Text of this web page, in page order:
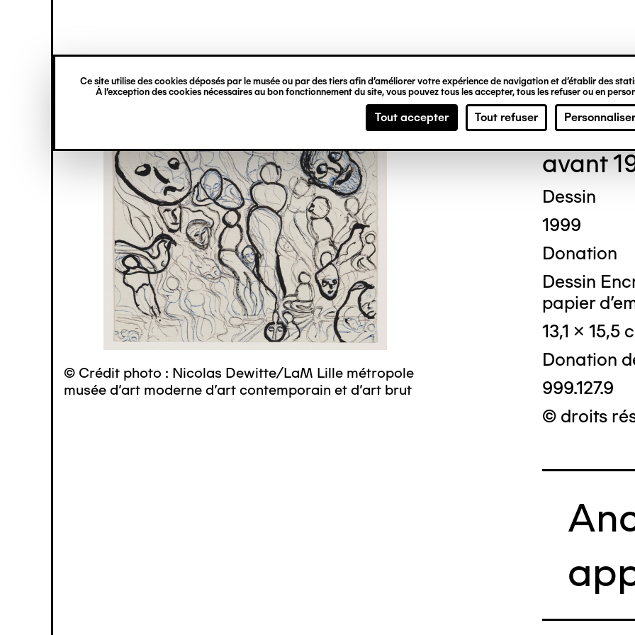
Ce site utilise des cookies déposés par le musée ou par des tiers afin d’améliorer votre expérience de navigation et d’établir des
À l’exception des cookies nécessaires au bon fonctionnement du site, vous pouvez tous les accepter, tous les refuser ou en
Tout accepter Tout refuser Personnaliser
principal
verticale
© Crédit photo : Nicolas Dewitte/LaM Lille métropole
musée d’art moderne d’art contemporain et d’art brut
avant
Dessin
1999
Donation
Dessin
papier
13,1 x 15,5
Donation
999.127.9
© droits